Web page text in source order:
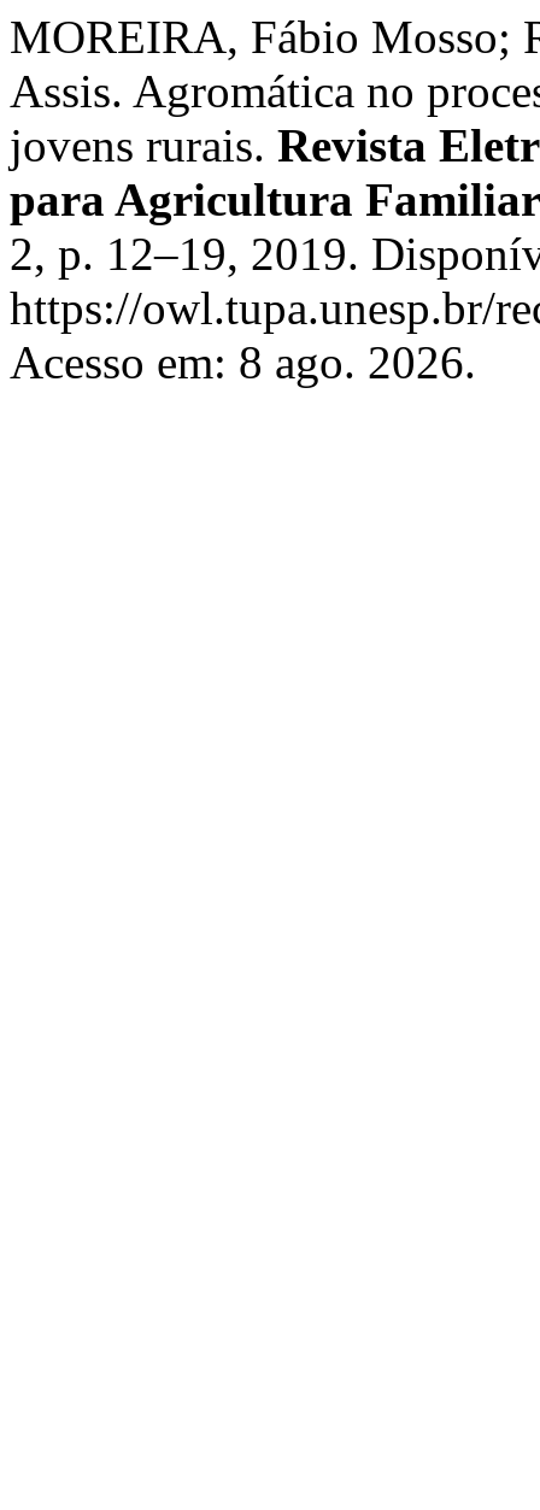
MOREIRA, Fábio Mosso;
Assis. Agromática no
jovens rurais. Revista
para Agricultura Familiar
2, p. 12–19, 2019.
https://owl.tupa.unesp.br/
Acesso em: 8 ago. 2026.